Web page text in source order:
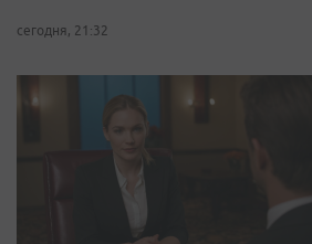
сегодня, 21:32